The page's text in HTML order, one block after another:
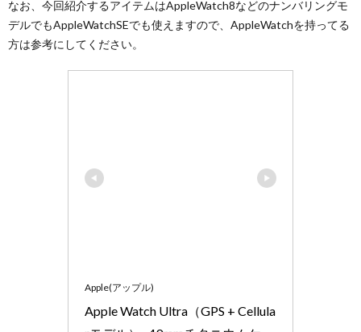
なお、今回紹介するアイテムはAppleWatch8などのナンバリングモ
デルでもAppleWatchSEでも使えますので、AppleWatchを持ってる
方は参考にしてください。
Apple(アップル)
Apple Watch Ultra（GPS + Cellula